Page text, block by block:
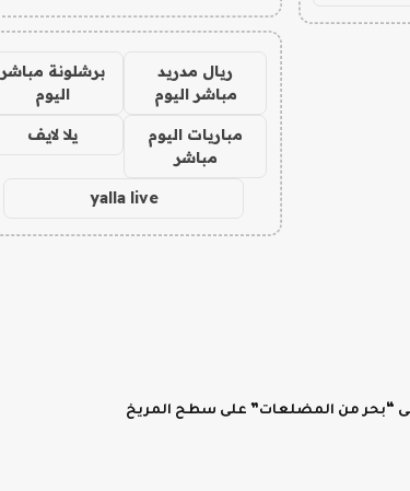
ريال مدريد
مباشر اليوم
برشلونة مباشر
اليوم
مباريات اليوم
مباشر
يلا لايف
yalla live
على “بحر من المضلعات” على سطح المريخ